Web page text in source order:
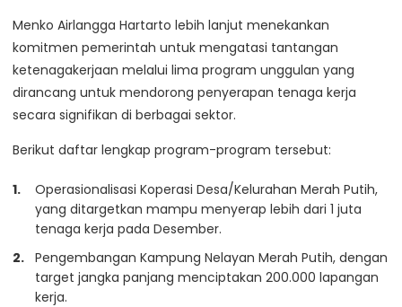
Menko Airlangga Hartarto lebih lanjut menekankan
komitmen pemerintah untuk mengatasi tantangan
ketenagakerjaan melalui lima program unggulan yang
dirancang untuk mendorong penyerapan tenaga kerja
secara signifikan di berbagai sektor.
Berikut daftar lengkap program-program tersebut:
Operasionalisasi Koperasi Desa/Kelurahan Merah Putih,
yang ditargetkan mampu menyerap lebih dari 1 juta
tenaga kerja pada Desember.
Pengembangan Kampung Nelayan Merah Putih, dengan
target jangka panjang menciptakan 200.000 lapangan
kerja.